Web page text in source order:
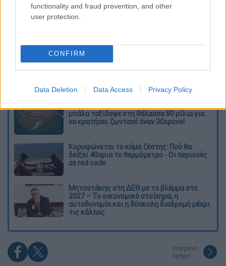
functionality and fraud prevention, and other
user protection.
CONFIRM
Data Deletion Data Access Privacy Policy
Με ενδιαφέρον αναμένεται η αντίδραση
Τραμπ στα πολιτικά καλέσματα του Σαλβίνι…
Διαβάστε ακόμη
Ξεφυλλίζοντας... τέσσερις ιστορίες για τη
γνώση, τη φύση και την τεχνολογία
μπάλα ταξίδεψε στη θάλασσα 80 μίλια για
να κρατήσει ζωντανό έναν 30χρονο!
Κορυφώνεται το κύμα ζέστης: Πού θα
δείξει 40αρια το θερμόμετρο - Οι περιοχές
σε red code
Μητσοτάκης στη ΔΕΘ με το βλέμμα στο
2027 – Το οικονομικό στοίχημα, η
αυτοδυναμία και η δύσκολη διαδρομή μέχρι
τις κάλπες
επόμενο
άρθρο